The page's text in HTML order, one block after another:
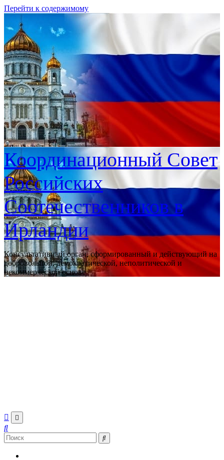
Перейти к содержимому
Координационный Совет
Российских
Соотечественников в
Ирландии
Консультативный орган, сформированный и действующий на
добровольной, демократической, неполитической и
некоммерческой основе